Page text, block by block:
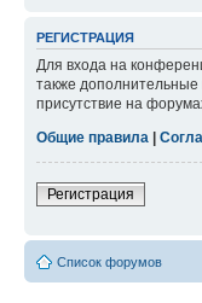
РЕГИСТРАЦИЯ
Для входа на
также дополнительные
присутствие на
Общие правила
Регистрация
Список форумов